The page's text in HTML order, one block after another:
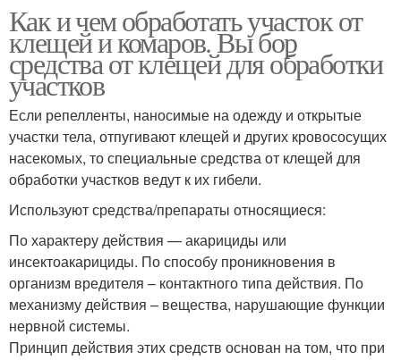
Как и чем обработать участок от
клещей и комаров. Вы бор
средства от клещей для обработки
участков
Если репелленты, наносимые на одежду и открытые
участки тела, отпугивают клещей и других кровососущих
насекомых, то специальные средства от клещей для
обработки участков ведут к их гибели.
Используют средства/препараты относящиеся:
По характеру действия — акарициды или
инсектоакарициды. По способу проникновения в
организм вредителя – контактного типа действия. По
механизму действия – вещества, нарушающие функции
нервной системы.
Принцип действия этих средств основан на том, что при